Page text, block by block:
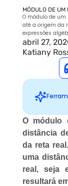
MÓDULO DE UM
O módulo de
até a origem da
expressões
abril 27,
Katiany
O módulo
distância
da reta
uma
real, seja
resultará